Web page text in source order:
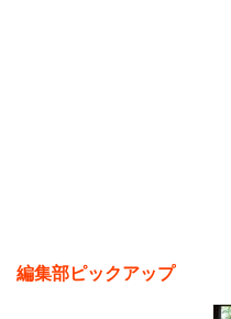
編集部ピックアップ